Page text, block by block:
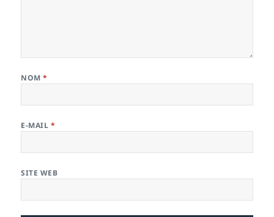
NOM*
E-MAIL *
SITE WEB